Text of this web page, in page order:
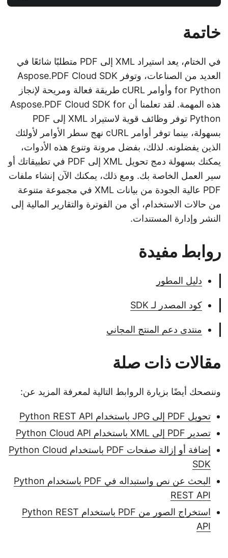
خاتمة
في الختام، يعد استيراد XML إلى PDF متطلبًا شائعًا في
العديد من الصناعات، وتوفر Aspose.PDF Cloud SDK
for Python وأوامر cURL طريقة فعالة ومريحة لإنجاز
هذه المهمة. لقد تعلمنا أن Aspose.PDF Cloud SDK for
Python توفر وظائف قوية لاستيراد XML إلى PDF
بسهولة، بينما توفر أوامر cURL نهج سطر الأوامر لأولئك
الذين يفضلونه. لذلك، بفضل مرونة وتنوع هذه الأدوات،
يمكنك بسهولة دمج تحويل XML إلى PDF في تطبيقاتك أو
سير العمل الخاصة بك. ومع ذلك، يمكنك الآن إنشاء ملفات
PDF عالية الجودة من بيانات XML في مجموعة متنوعة
من حالات الاستخدام، أي من الفوترة والتقارير المالية إلى
النشر وإدارة المستندات.
روابط مفيدة
دليل المطور
كود المصدر لـ SDK
منتدى دعم المنتج المجاني
مقالات ذات صلة
وننصحك أيضًا بزيارة الروابط التالية لمعرفة المزيد عن:
تحويل PDF إلى JPG باستخدام Python REST API
تصدير PDF إلى XML باستخدام Python Cloud API
إضافة أو إزالة صفحات PDF باستخدام Python Cloud
SDK
البحث عن نص واستبداله في PDF باستخدام Python
REST API
استخراج الصور من PDF باستخدام Python REST
API